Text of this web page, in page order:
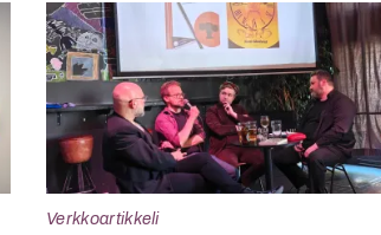
Verkkoartikkeli